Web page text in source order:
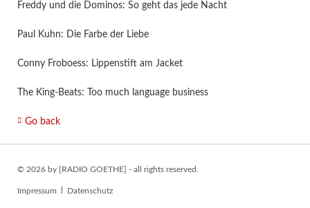
Freddy und die Dominos: So geht das jede Nacht
Paul Kuhn: Die Farbe der Liebe
Conny Froboess: Lippenstift am Jacket
The King-Beats: Too much language business
Go back
© 2026 by [RADIO GOETHE] - all rights reserved.
Skip
Impressum Datenschutz